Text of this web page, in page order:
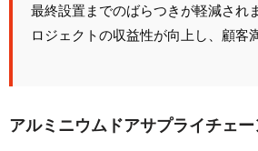
最終設置までのばらつきが軽減され
ロジェクトの収益性が向上し、顧客
アルミニウムドアサプライチェ